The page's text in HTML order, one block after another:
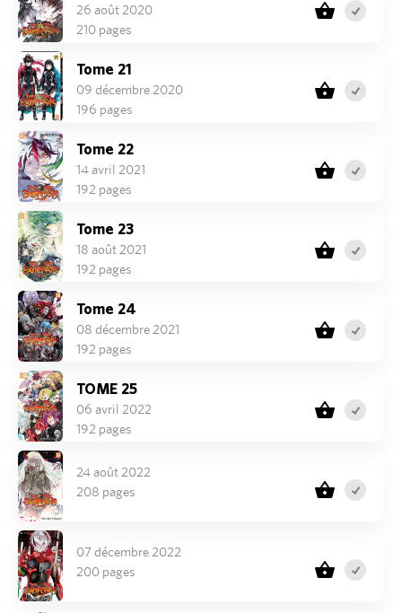
26 août 2020
210 pages
Tome 21
09 décembre 2020
196 pages
Tome 22
14 avril 2021
192 pages
Tome 23
18 août 2021
192 pages
Tome 24
08 décembre 2021
192 pages
TOME 25
06 avril 2022
192 pages
24 août 2022
208 pages
07 décembre 2022
200 pages